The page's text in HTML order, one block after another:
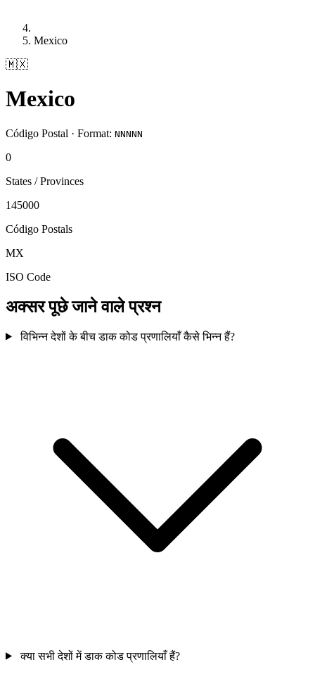
Mexico
🇲🇽
Mexico
Código Postal · Format: NNNNN
0
States / Provinces
145000
Código Postals
MX
ISO Code
अक्सर पूछे जाने वाले प्रश्न
विभिन्न देशों के बीच डाक कोड प्रणालियाँ कैसे भिन्न हैं?
क्या सभी देशों में डाक कोड प्रणालियाँ हैं?